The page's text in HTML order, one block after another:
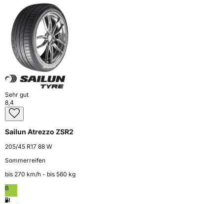
Sehr gut
8,4
Sailun Atrezzo ZSR2
205/45 R17 88 W
Sommerreifen
bis 270 km⁠/⁠h - bis 560 kg
B